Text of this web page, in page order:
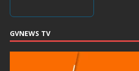
GVNEWS TV